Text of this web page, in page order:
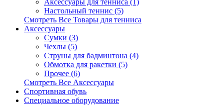
Аксессуары для тенниса (1)
Настольный теннис (5)
Смотреть Все Товары для тенниса
Аксессуары
Сумки (3)
Чехлы (5)
Струны для бадминтона (4)
Обмотка для ракетки (5)
Прочее (6)
Смотреть Все Аксессуары
Спортивная обувь
Специальное оборудование